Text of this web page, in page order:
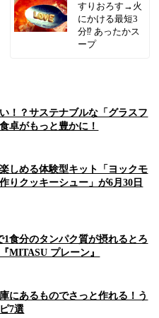
すりおろす→火
にかける最短3
分⁉ あったかス
ープ
！？サステナブルな「グラスフ
卓がもっと豊かに！
しめる体験型キット「ヨックモ
りクッキーシュー」が6月30日
1食分のタンパク質が摂れるとろ
MITASU プレーン』
にあるものでさっと作れる！う
7選